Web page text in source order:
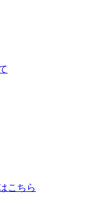
こちら